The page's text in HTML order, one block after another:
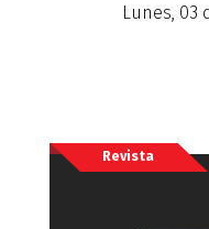
Lunes, 03
Revista